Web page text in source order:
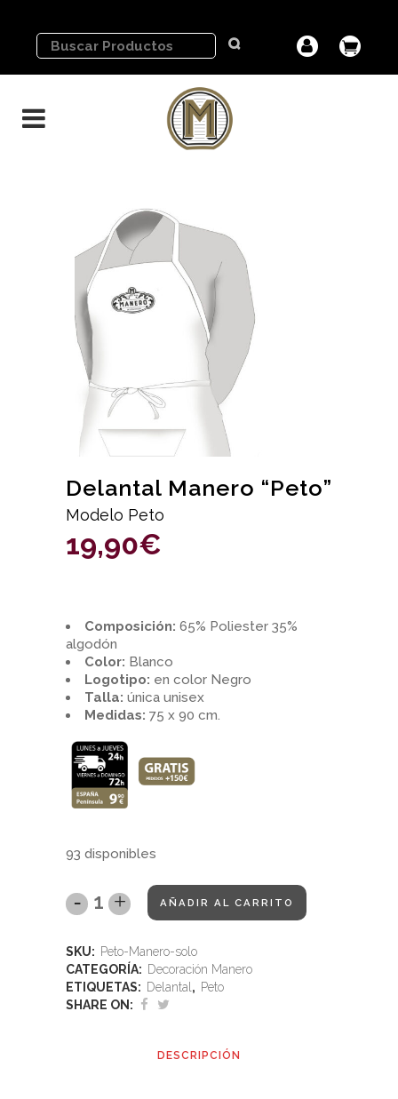
Delantal Manero “Peto”
Modelo Peto
19,90€
Composición: 65% Poliester 35%
algodón
Color: Blanco
Logotipo: en color Negro
Talla: única unisex
Medidas: 75 x 90 cm.
93 disponibles
AÑADIR AL CARRITO
SKU: Peto-Manero-solo
CATEGORÍA: Decoración Manero
ETIQUETAS: Delantal , Peto
SHARE ON:
DESCRIPCIÓN